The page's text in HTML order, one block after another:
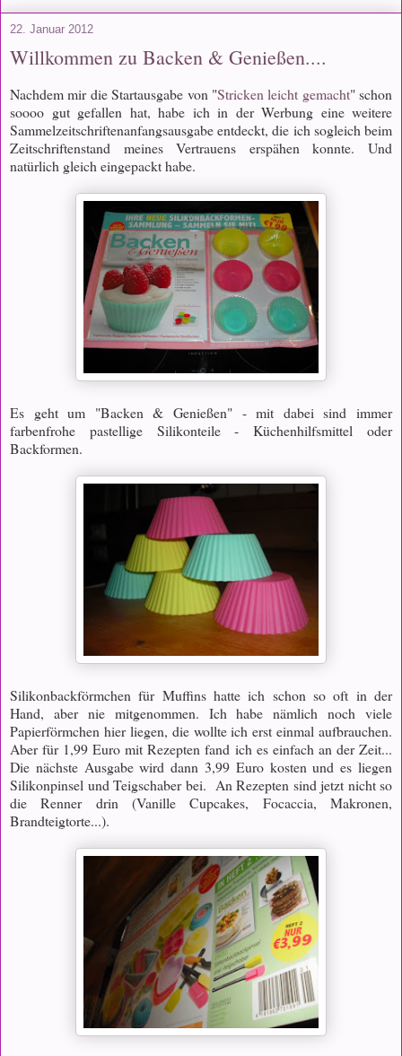
22. Januar 2012
Willkommen zu Backen & Genießen....
Nachdem mir die Startausgabe von "Stricken leicht gemacht" schon
soooo gut gefallen hat, habe ich in der Werbung eine weitere
Sammelzeitschriftenanfangsausgabe entdeckt, die ich sogleich beim
Zeitschriftenstand meines Vertrauens erspähen konnte. Und
natürlich gleich eingepackt habe.
Es geht um "Backen & Genießen" - mit dabei sind immer
farbenfrohe pastellige Silikonteile - Küchenhilfsmittel oder
Backformen.
Silikonbackförmchen für Muffins hatte ich schon so oft in der
Hand, aber nie mitgenommen. Ich habe nämlich noch viele
Papierförmchen hier liegen, die wollte ich erst einmal aufbrauchen.
Aber für 1,99 Euro mit Rezepten fand ich es einfach an der Zeit...
Die nächste Ausgabe wird dann 3,99 Euro kosten und es liegen
Silikonpinsel und Teigschaber bei. An Rezepten sind jetzt nicht so
die Renner drin (Vanille Cupcakes, Focaccia, Makronen,
Brandteigtorte...).